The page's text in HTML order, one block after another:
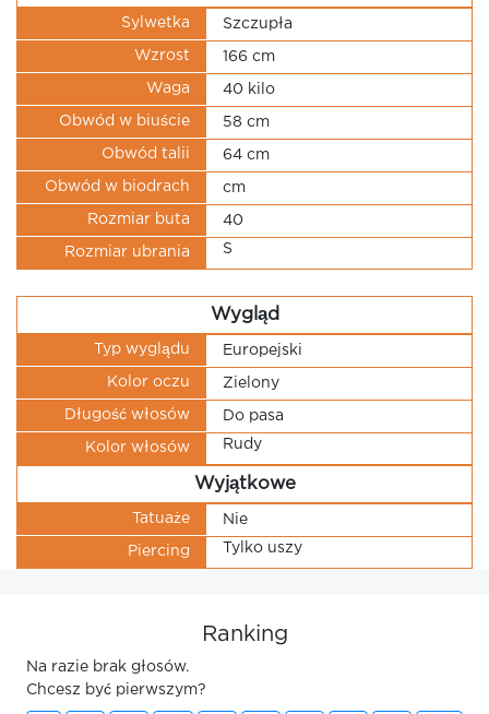
Sylwetka Szczupła
Wzrost 166 cm
Waga 40 kilo
Obwód w biuście 58 cm
Obwód talii 64 cm
Obwód w biodrach cm
Rozmiar buta 40
Rozmiar ubrania S
Wygląd
Typ wyglądu Europejski
Kolor oczu Zielony
Długość włosów Do pasa
Kolor włosów Rudy
Wyjątkowe
Tatuaże Nie
Piercing Tylko uszy
Ranking
Na razie brak głosów.
Chcesz być pierwszym?